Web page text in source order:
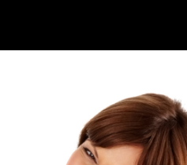
De dansen